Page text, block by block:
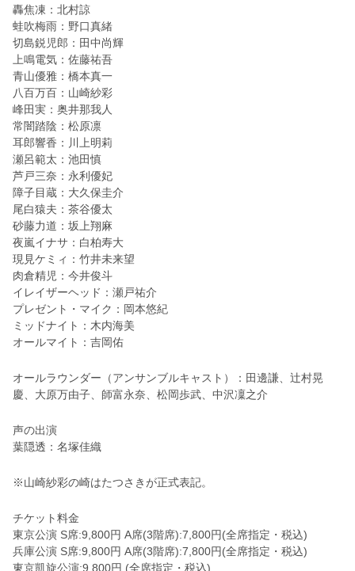
轟焦凍：北村諒
蛙吹梅雨：野口真緒
切島鋭児郎：田中尚輝
上鳴電気：佐藤祐吾
青山優雅：橋本真一
八百万百：山崎紗彩
峰田実：奥井那我人
常闇踏陰：松原凛
耳郎響香：川上明莉
瀬呂範太：池田慎
芦戸三奈：永利優妃
障子目蔵：大久保圭介
尾白猿夫：茶谷優太
砂藤力道：坂上翔麻
夜嵐イナサ：白柏寿大
現見ケミィ：竹井未来望
肉倉精児：今井俊斗
イレイザーヘッド：瀬戸祐介
プレゼント・マイク：岡本悠紀
ミッドナイト：木内海美
オールマイト：吉岡佑
オールラウンダー（アンサンブルキャスト）：田邊謙、辻村晃
慶、大原万由子、師富永奈、松岡歩武、中沢凜之介
声の出演
葉隠透：名塚佳織
※山崎紗彩の崎はたつさきが正式表記。
チケット料金
東京公演 S席:9,800円 A席(3階席):7,800円(全席指定・税込)
兵庫公演 S席:9,800円 A席(3階席):7,800円(全席指定・税込)
東京凱旋公演:9,800円 (全席指定・税込)